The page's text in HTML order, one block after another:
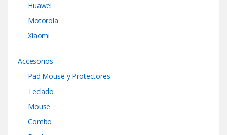
Huawei
Motorola
Xiaomi
Accesorios
Pad Mouse y Protectores
Teclado
Mouse
Combo